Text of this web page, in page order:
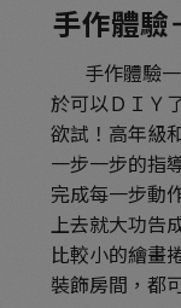
手作體驗
手作體驗一
於可以ＤＩＹ
欲試！高年級
一步一步的指
完成每一步動
上去就大功告
比較小的繪畫
裝飾房間，都